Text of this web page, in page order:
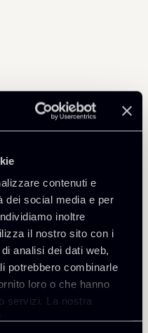
contenuti e
dei social media e per
inoltre
il nostro sito con i
analisi dei dati web,
potrebbero combinarle
loro o che hanno
servizi. La nostra
qui.